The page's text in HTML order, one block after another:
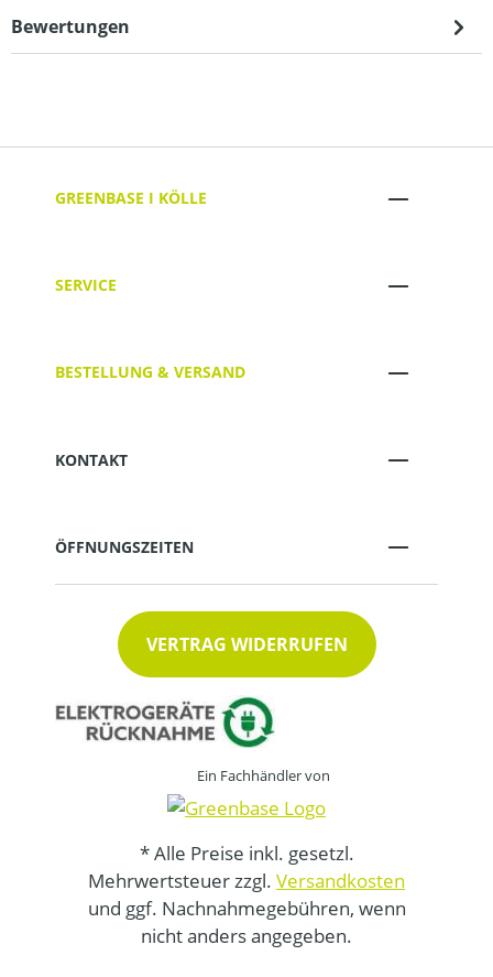
Bewertungen
GREENBASE I KÖLLE
SERVICE
BESTELLUNG & VERSAND
KONTAKT
ÖFFNUNGSZEITEN
VERTRAG WIDERRUFEN
Ein Fachhändler von
* Alle Preise inkl. gesetzl.
Mehrwertsteuer zzgl. Versandkosten
und ggf. Nachnahmegebühren, wenn
nicht anders angegeben.